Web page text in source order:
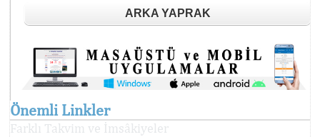
ARKA YAPRAK
Önemli Linkler
Farklı Takvim ve İmsâkiyeler